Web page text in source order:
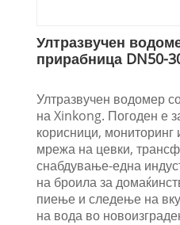
Ултразвучен
прирабница DN50-
Ултразвучен водомер
на Xinkong. Погоден е
корисници,
мрежа на цевки,
снабдување-една
на броила за
пиење и следење на
на вода во